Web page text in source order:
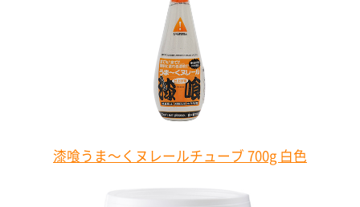
漆喰うま～くヌレールチューブ 700g 白色